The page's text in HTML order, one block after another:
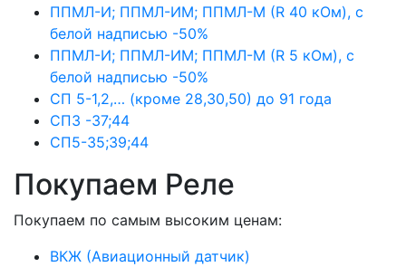
ППМЛ-И; ППМЛ-ИМ; ППМЛ-М (R 40 кОм), с
белой надписью -50%
ППМЛ-И; ППМЛ-ИМ; ППМЛ-М (R 5 кОм), с
белой надписью -50%
СП 5-1,2,… (кроме 28,30,50) до 91 года
СП3 -37;44
СП5-35;39;44
Покупаем Реле
Покупаем по самым высоким ценам:
ВКЖ (Авиационный датчик)